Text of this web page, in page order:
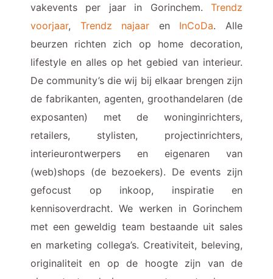
vakevents per jaar in Gorinchem. Trendz
voorjaar, Trendz najaar en InCoDa. Alle
beurzen richten zich op home decoration,
lifestyle en alles op het gebied van interieur.
De community’s die wij bij elkaar brengen zijn
de fabrikanten, agenten, groothandelaren (de
exposanten) met de woninginrichters,
retailers, stylisten, projectinrichters,
interieurontwerpers en eigenaren van
(web)shops (de bezoekers). De events zijn
gefocust op inkoop, inspiratie en
kennisoverdracht. We werken in Gorinchem
met een geweldig team bestaande uit sales
en marketing collega’s. Creativiteit, beleving,
originaliteit en op de hoogte zijn van de